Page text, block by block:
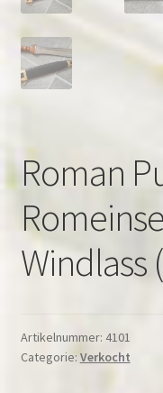
Roman
Windlass
Artikelnummer: 4101
Categorie:Verkocht